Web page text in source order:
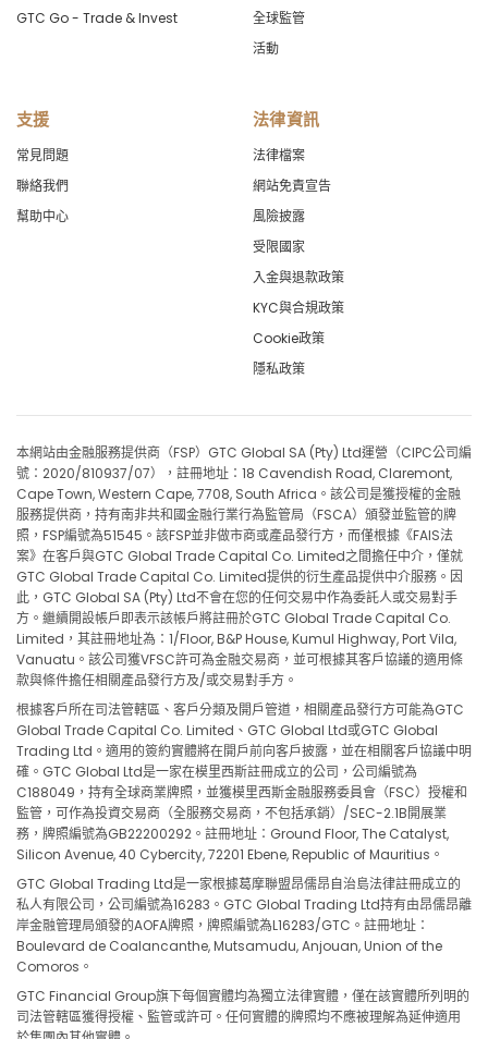
GTC Go - Trade & Invest
全球監管
活動
支援
常見問題
聯絡我們
幫助中心
法律資訊
法律檔案
網站免責宣告
風險披露
受限國家
入金與退款政策
KYC與合規政策
Cookie政策
隱私政策
本網站由金融服務提供商（FSP）GTC Global SA (Pty) Ltd運營（CIPC公司編
號：2020/810937/07），註冊地址：18 Cavendish Road, Claremont,
Cape Town, Western Cape, 7708, South Africa。該公司是獲授權的金融
服務提供商，持有南非共和國金融行業行為監管局（FSCA）頒發並監管的牌
照，FSP編號為51545。該FSP並非做市商或產品發行方，而僅根據《FAIS法
案》在客戶與GTC Global Trade Capital Co. Limited之間擔任中介，僅就
GTC Global Trade Capital Co. Limited提供的衍生產品提供中介服務。因
此，GTC Global SA (Pty) Ltd不會在您的任何交易中作為委託人或交易對手
方。繼續開設帳戶即表示該帳戶將註冊於GTC Global Trade Capital Co.
Limited，其註冊地址為：1/Floor, B&P House, Kumul Highway, Port Vila,
Vanuatu。該公司獲VFSC許可為金融交易商，並可根據其客戶協議的適用條
款與條件擔任相關產品發行方及/或交易對手方。
根據客戶所在司法管轄區、客戶分類及開戶管道，相關產品發行方可能為GTC
Global Trade Capital Co. Limited、GTC Global Ltd或GTC Global
Trading Ltd。適用的簽約實體將在開戶前向客戶披露，並在相關客戶協議中明
確。GTC Global Ltd是一家在模里西斯註冊成立的公司，公司編號為
C188049，持有全球商業牌照，並獲模里西斯金融服務委員會（FSC）授權和
監管，可作為投資交易商（全服務交易商，不包括承銷）/SEC-2.1B開展業
務，牌照編號為GB22200292。註冊地址：Ground Floor, The Catalyst,
Silicon Avenue, 40 Cybercity, 72201 Ebene, Republic of Mauritius。
GTC Global Trading Ltd是一家根據葛摩聯盟昂儒昂自治島法律註冊成立的
私人有限公司，公司編號為16283。GTC Global Trading Ltd持有由昂儒昂離
岸金融管理局頒發的AOFA牌照，牌照編號為L16283/GTC。註冊地址：
Boulevard de Coalancanthe, Mutsamudu, Anjouan, Union of the
Comoros。
GTC Financial Group旗下每個實體均為獨立法律實體，僅在該實體所列明的
司法管轄區獲得授權、監管或許可。任何實體的牌照均不應被理解為延伸適用